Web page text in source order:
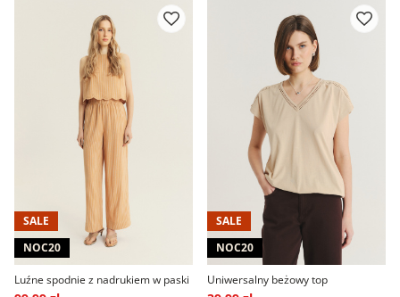
SALE
NOC20
Luźne spodnie z nadrukiem w paski
SALE
NOC20
Uniwersalny beżowy top